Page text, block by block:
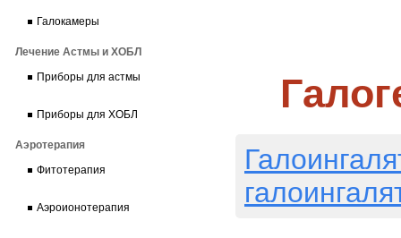
Галокамеры
Лечение Астмы и ХОБЛ
Приборы для астмы
Приборы для ХОБЛ
Аэротерапия
Фитотерапия
Аэроионотерапия